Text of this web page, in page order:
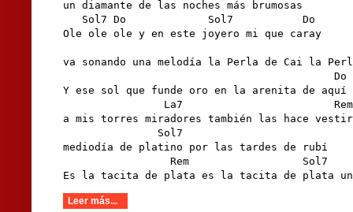
un diamante de las noches más brumosas
   Sol7 Do             Sol7           Do
Ole ole ole y en este joyero mi que caray
va sonando una melodía la Perla de Cai la
                                           Do
Y ese sol que funde oro en la arenita de aquí
                La7                        Rem
a mis torres miradores también las hace vestir
               Sol7
mediodía de platino por las tardes de rubí
Rem                  Sol7
Es la tacita de plata es la tacita de plata
Leer más...